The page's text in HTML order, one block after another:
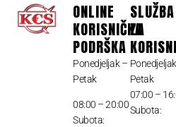
ONLINE
KORISNIČKA
PODRŠKA
Ponedjeljak –
Petak
08:00 – 20:00
Subota:
SLUŽBA
ZA
Petak
07:00 –
Subota: